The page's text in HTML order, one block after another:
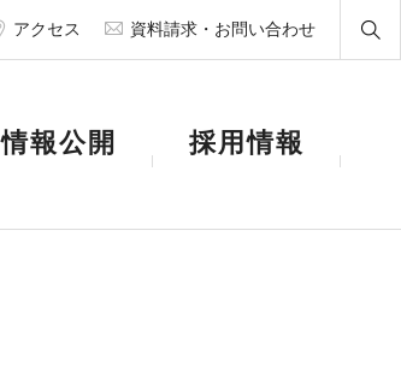
アクセス 資料請求・お問い合わせ
情報公開 採用情報